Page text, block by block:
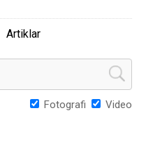
Artiklar
Fotografi Video